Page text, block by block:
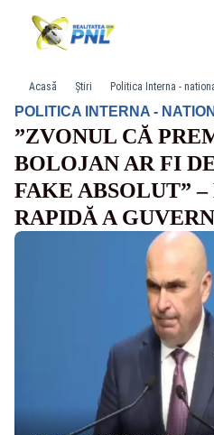
Acasă Știri Politica Interna -
POLITICA INTERNA -
”ZVONUL CĂ
BOLOJAN AR FI
FAKE ABSOLUT”
RAPIDĂ A